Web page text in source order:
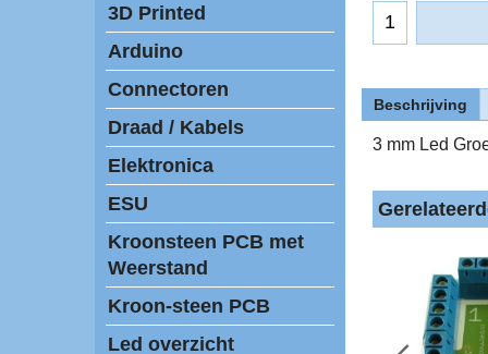
3D Printed
Arduino
Connectoren
Draad / Kabels
Elektronica
ESU
Kroonsteen PCB met
Weerstand
Kroon-steen PCB
Led overzicht
Beschrijving
3 mm Led